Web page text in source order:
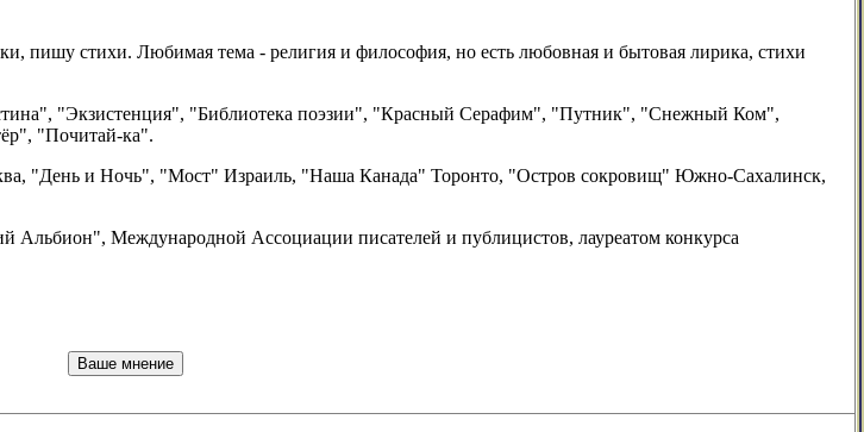
пишу стихи. Любимая тема - религия и философия, но есть любовная и бытовая лирика, стихи
"Экзистенция", "Библиотека поэзии", "Красный Серафим", "Путник", "Снежный Ком",
"Почитай-ка".
"День и Ночь", "Мост" Израиль, "Наша Канада" Торонто, "Остров сокровищ" Южно-Сахалинск,
Альбион", Международной Ассоциации писателей и публицистов, лауреатом конкурса